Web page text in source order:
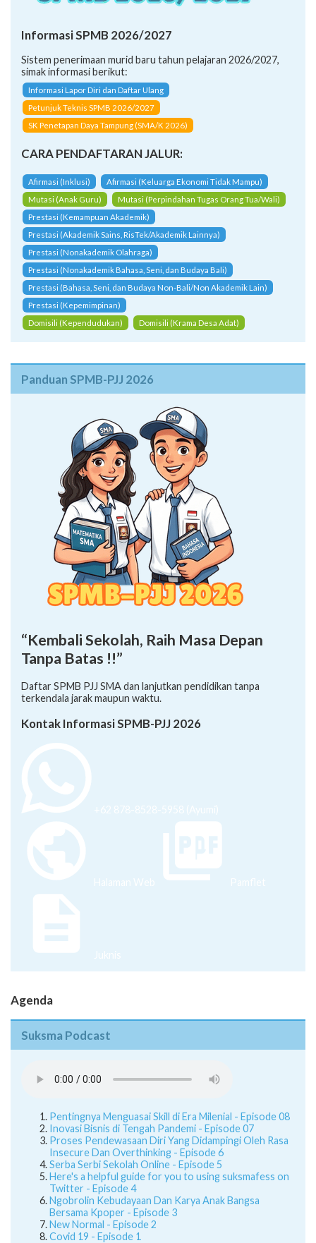
Informasi SPMB 2026/2027
Sistem penerimaan murid baru tahun pelajaran 2026/2027,
simak informasi berikut:
Informasi Lapor Diri dan Daftar Ulang
Petunjuk Teknis SPMB 2026/2027
SK Penetapan Daya Tampung (SMA/K 2026)
CARA PENDAFTARAN JALUR:
Afirmasi (Inklusi)
Afirmasi (Keluarga Ekonomi Tidak Mampu)
Mutasi (Anak Guru)
Mutasi (Perpindahan Tugas Orang Tua/Wali)
Prestasi (Kemampuan Akademik)
Prestasi (Akademik Sains, RisTek/Akademik Lainnya)
Prestasi (Nonakademik Olahraga)
Prestasi (Nonakademik Bahasa, Seni, dan Budaya Bali)
Prestasi (Bahasa, Seni, dan Budaya Non-Bali/Non Akademik Lain)
Prestasi (Kepemimpinan)
Domisili (Kependudukan)
Domisili (Krama Desa Adat)
Panduan SPMB-PJJ 2026
“Kembali Sekolah, Raih Masa Depan
Tanpa Batas !!”
Daftar SPMB PJJ SMA dan lanjutkan pendidikan tanpa
terkendala jarak maupun waktu.
Kontak Informasi SPMB-PJJ 2026
+62 878-8528-5958 (Ayumi)
Halaman Web Pamflet
Juknis
Agenda
Suksma Podcast
Pentingnya Menguasai Skill di Era Milenial - Episode 08
Inovasi Bisnis di Tengah Pandemi - Episode 07
Proses Pendewasaan Diri Yang Didampingi Oleh Rasa
Insecure Dan Overthinking - Episode 6
Serba Serbi Sekolah Online - Episode 5
Here's a helpful guide for you to using suksmafess on
Twitter - Episode 4
Ngobrolin Kebudayaan Dan Karya Anak Bangsa
Bersama Kpoper - Episode 3
New Normal - Episode 2
Covid 19 - Episode 1